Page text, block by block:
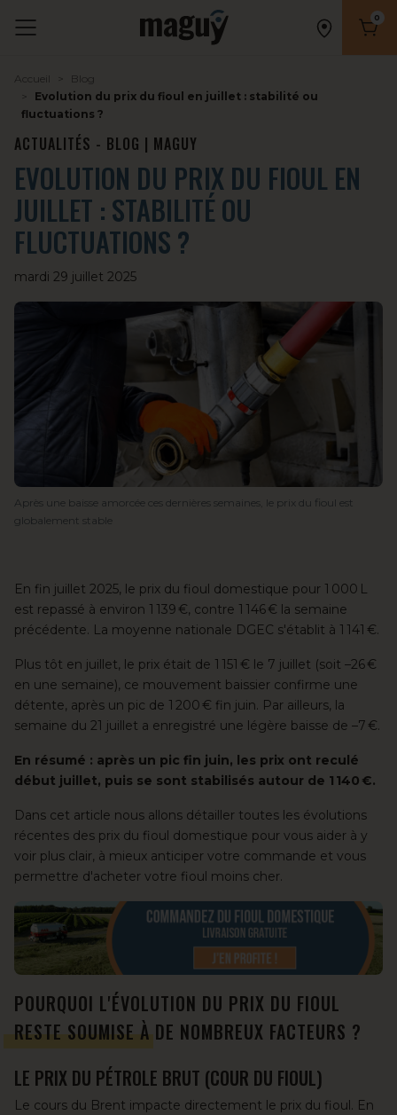
0
Accueil
Blog
Evolution du prix du fioul en juillet : stabilité ou
fluctuations ?
ACTUALITÉS - BLOG | MAGUY
EVOLUTION DU PRIX DU FIOUL EN
JUILLET : STABILITÉ OU
FLUCTUATIONS ?
mardi 29 juillet 2025
Après une baisse amorcée ces dernières semaines, le prix du fioul est
globalement stable
En fin juillet 2025, le prix du fioul domestique pour 1 000 L
est repassé à environ 1 139 €, contre 1 146 € la semaine
précédente. La moyenne nationale DGEC s'établit à 1 141 €.
Plus tôt en juillet, le prix était de 1 151 € le 7 juillet (soit –26 €
en une semaine), ce mouvement baissier confirme une
détente, après un pic de 1 200 € fin juin. Par ailleurs, la
semaine du 21 juillet a enregistré une légère baisse de –7 €.
En résumé : après un pic fin juin, les prix ont reculé
début juillet, puis se sont stabilisés autour de 1 140 €.
Dans cet article nous allons détailler toutes les évolutions
récentes des prix du fioul domestique pour vous aider à y
voir plus clair, à mieux anticiper votre commande et vous
permettre d'acheter votre fioul moins cher.
POURQUOI L'ÉVOLUTION DU PRIX DU FIOUL
RESTE SOUMISE À DE NOMBREUX FACTEURS ?
LE PRIX DU PÉTROLE BRUT (COUR DU FIOUL)
Le cours du Brent impacte directement le prix du fioul. En